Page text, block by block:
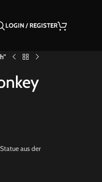
LOGIN / REGISTER
aus der